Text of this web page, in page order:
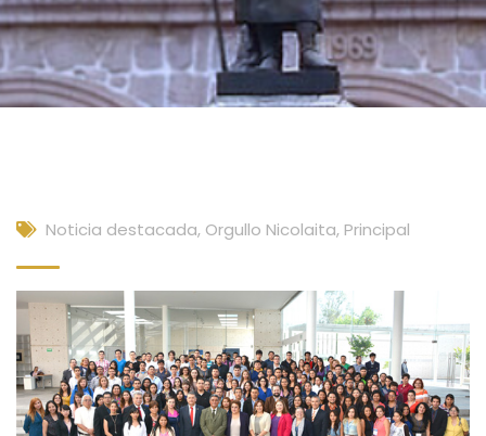
Noticia destacada, Orgullo Nicolaita, Principal